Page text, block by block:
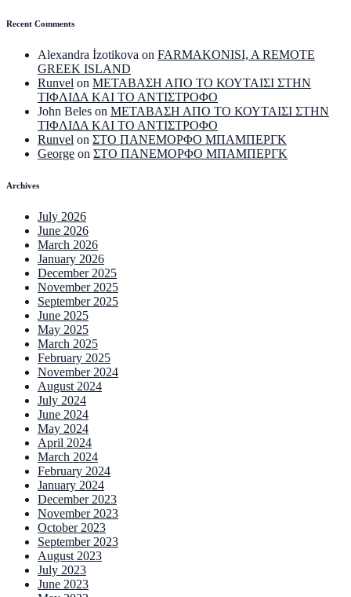
Recent Comments
Alexandra İzotikova on FARMAKONISI, A REMOTE
GREEK ISLAND
Runvel on ΜΕΤΑΒΑΣΗ ΑΠΟ ΤΟ ΚΟΥΤΑΙΣΙ ΣΤΗΝ
ΤΙΦΛΙΔΑ ΚΑΙ ΤΟ ΑΝΤΙΣΤΡΟΦΟ
John Beles on ΜΕΤΑΒΑΣΗ ΑΠΟ ΤΟ ΚΟΥΤΑΙΣΙ ΣΤΗΝ
ΤΙΦΛΙΔΑ ΚΑΙ ΤΟ ΑΝΤΙΣΤΡΟΦΟ
Runvel on ΣΤΟ ΠΑΝΕΜΟΡΦΟ ΜΠΑΜΠΕΡΓΚ
George on ΣΤΟ ΠΑΝΕΜΟΡΦΟ ΜΠΑΜΠΕΡΓΚ
Archives
July 2026
June 2026
March 2026
January 2026
December 2025
November 2025
September 2025
June 2025
May 2025
March 2025
February 2025
November 2024
August 2024
July 2024
June 2024
May 2024
April 2024
March 2024
February 2024
January 2024
December 2023
November 2023
October 2023
September 2023
August 2023
July 2023
June 2023